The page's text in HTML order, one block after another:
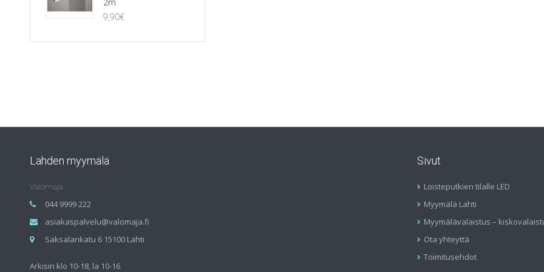
9,90€
Lahden myymälä
Valomaja
044 9999 222
asiakaspalvelu@valomaja.fi
Saksalankatu 6 15100 Lahti
Arkisin klo 10-18, la 10-16
Sivut
Loisteputkien tilalle LED
Myymälä Lahti
Myymälävalaistus –
Ota yhteyttä
Toimitusehdot